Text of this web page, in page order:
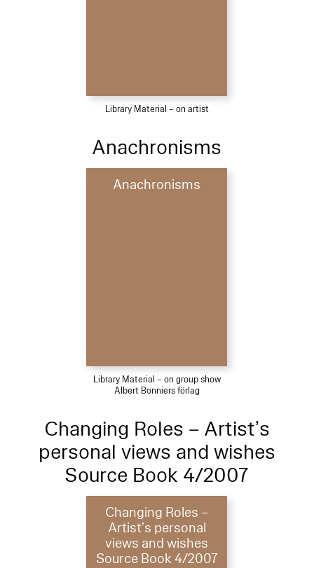
Library Material – on artist
Anachronisms
Anachronisms
Library Material – on group show
Albert Bonniers förlag
Changing Roles – Artist’s
personal views and wishes
Source Book 4/2007
Changing Roles –
Artist’s personal
views and wishes
Source Book 4/2007